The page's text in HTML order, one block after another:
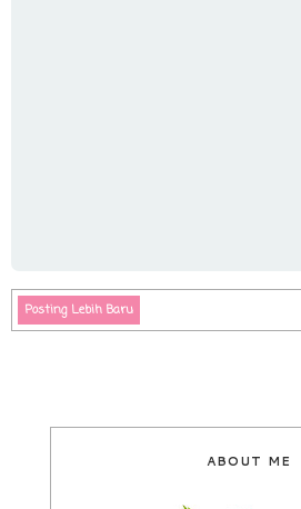
Posting Lebih Baru
ABOUT ME